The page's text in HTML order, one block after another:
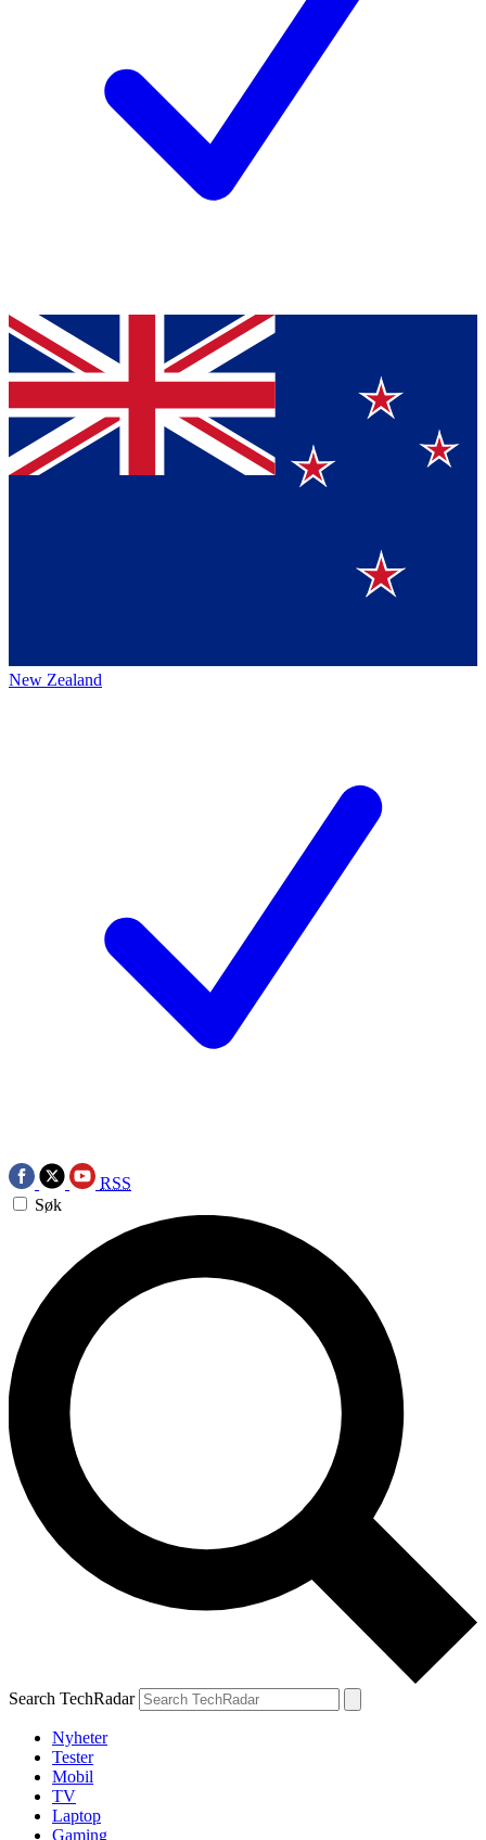
New Zealand
RSS
Søk
Search TechRadar
Nyheter
Tester
Mobil
TV
Laptop
Gaming